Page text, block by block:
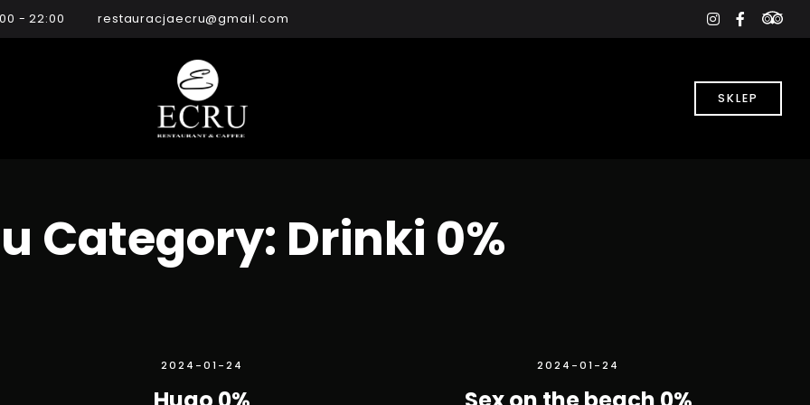
- 22:00 restauracjaecru@gmail.com instagram
SKLEP
Category: Drinki 0%
2024-01-24 2024-01-24